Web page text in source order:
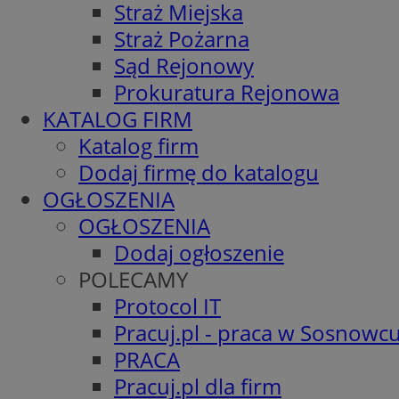
Straż Miejska
Straż Pożarna
Sąd Rejonowy
Prokuratura Rejonowa
KATALOG FIRM
Katalog firm
Dodaj firmę do katalogu
OGŁOSZENIA
OGŁOSZENIA
Dodaj ogłoszenie
POLECAMY
Protocol IT
Pracuj.pl - praca w
PRACA
Pracuj.pl dla firm